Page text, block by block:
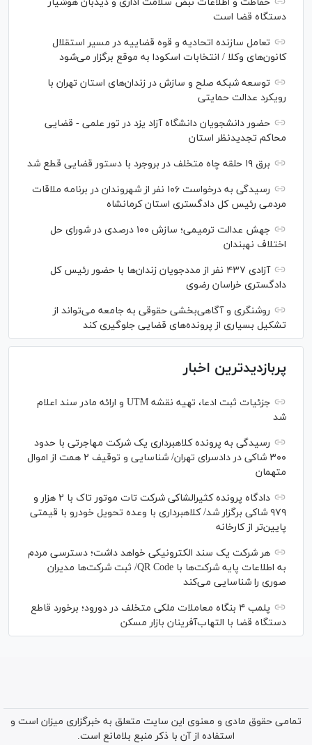
دستگاه قضا است
تعامل سازنده اتحادیه و قوه قضاییه در مسیر استقلال
کانون‌های وکلا / انتخابات اسکودا به موقع برگزار می‌شود
توسعه شبکه‌ صلح و سازش در زندان‌های استان تهران با
رویکرد عدالت حمایتی
حضور دانشجویان دانشگاه آزاد یزد در تور علمی - قضایی
محاکم تجدیدنظر استان
برق ۱۹ حلقه چاه متخلف در بروجرد با دستور قضایی قطع شد
رسیدگی به درخواست ۱۰۶ نفر از شهروندان در برنامه ملاقات
مردمی رئیس کل دادگستری استان کرمانشاه
جهش عدالت ترمیمی؛ سازش ۱۰۰ درصدی در شورای حل
اختلاف نهبندان
آزادی ۴۳۷ نفر از مددجویان زندان‌ها با حضور رئیس کل
دادگستری خراسان رضوی
روشنگری و آگاهی‌بخشی حقوقی به جامعه می‌تواند از
تشکیل بسیاری از پرونده‌های قضایی جلوگیری کند
پربازدیدترین اخبار
جزئیات ثبت ادعا، تهیه نقشه UTM و ارائه مادر سند اعلام
شد
رسیدگی به پرونده کلاهبرداری یک شرکت مهاجرتی با حدود
۳۰۰ شاکی در دادسرای تهران/ شناسایی و توقیف ۲ همت از اموال
متهمان
دادگاه پرونده کثیرالشاکی شرکت تات موتور تاک با ۲ هزار و
۹۷۹ شاکی برگزار شد/ کلاهبرداری با وعده تحویل خودرو با قیمتی
پایین‌تر از کارخانه
هر شرکت یک سند الکترونیکی خواهد داشت؛ دسترسی مردم
به اطلاعات پایه شرکت‌ها با QR Code/ ثبت شرکت‌ها مدیران
صوری را شناسایی می‌کند
پلمب ۴ بنگاه معاملات ملکی متخلف در دورود؛ برخورد قاطع
دستگاه قضا با التهاب‌آفرینان بازار مسکن
تمامی حقوق مادی و معنوی این سایت متعلق به خبرگزاری میزان است و
استفاده از آن با ذکر منبع بلامانع است.